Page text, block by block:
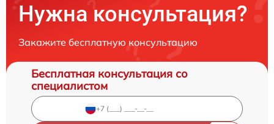
Нужна консультация?
Закажите бесплатную консультацию
Бесплатная консультация со
специалистом